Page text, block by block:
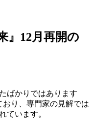
』12月再開の
ばかりではあります
り、専門家の見解では
ています。